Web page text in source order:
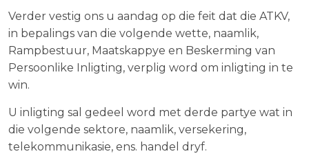
Verder vestig ons u aandag op die feit dat die ATKV,
in bepalings van die volgende wette, naamlik,
Rampbestuur, Maatskappye en Beskerming van
Persoonlike Inligting, verplig word om inligting in te
win.
U inligting sal gedeel word met derde partye wat in
die volgende sektore, naamlik, versekering,
telekommunikasie, ens. handel dryf.